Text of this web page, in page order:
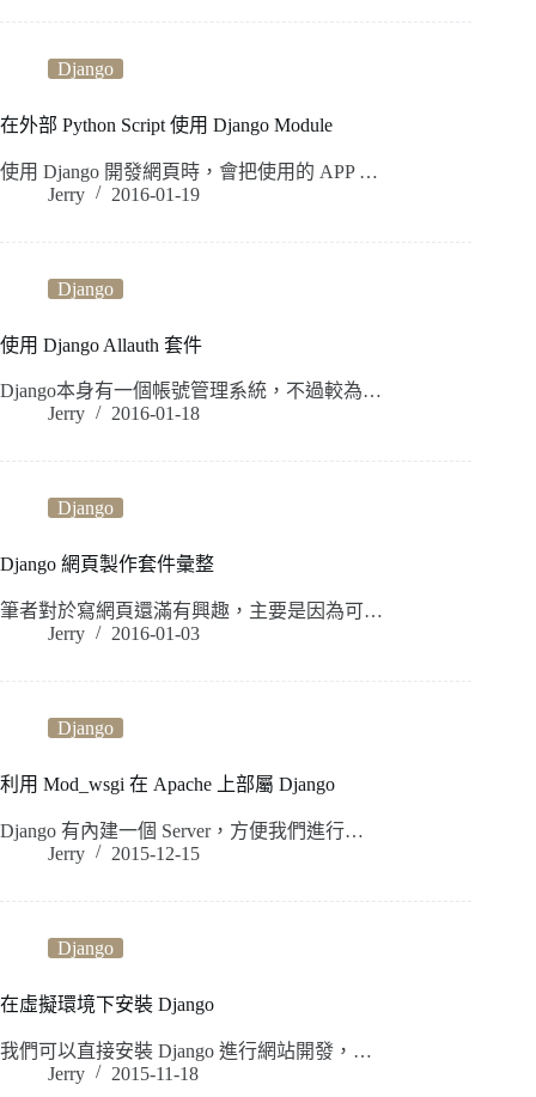
Django
在外部 Python Script 使用 Django Module
使用 Django 開發網頁時，會把使用的 APP …
Jerry
2016-01-19
Django
使用 Django Allauth 套件
Django本身有一個帳號管理系統，不過較為…
Jerry
2016-01-18
Django
Django 網頁製作套件彙整
筆者對於寫網頁還滿有興趣，主要是因為可…
Jerry
2016-01-03
Django
利用 Mod_wsgi 在 Apache 上部屬 Django
Django 有內建一個 Server，方便我們進行…
Jerry
2015-12-15
Django
在虛擬環境下安裝 Django
我們可以直接安裝 Django 進行網站開發，…
Jerry
2015-11-18